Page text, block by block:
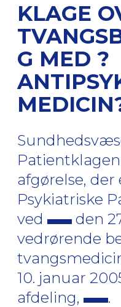
KLAGE
G MED ?
afgørelse,
Psykiatriske
ved
den
vedrørende
10. januar
afdeling,
.